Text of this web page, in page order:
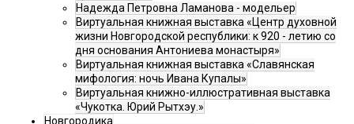
Надежда Петровна Ламанова - модельер
Виртуальная книжная выставка «Центр духовной
жизни Новгородской республики: к 920 - летию со
дня основания Антониева монастыря»
Виртуальная книжная выставка «Славянская
мифология: ночь Ивана Купалы»
Виртуальная книжно-иллюстративная выставка
«Чукотка. Юрий Рытхэу.»
Новгородика